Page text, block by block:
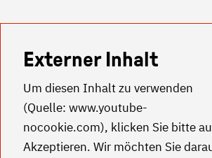
Externer Inhalt
Um diesen Inhalt zu verwenden
(Quelle: www.youtube-
nocookie.com), klicken Sie bitte
Akzeptieren. Wir möchten Sie